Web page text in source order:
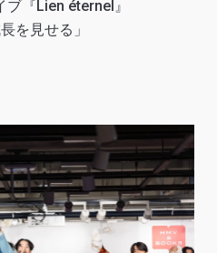
『Lien éternel』
を見せる」